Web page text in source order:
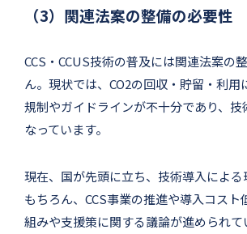
（3）関連法案の整備の必要性
CCS・CCUS技術の普及には関連法案の
ん。現状では、CO2の回収・貯留・利用
規制やガイドラインが不十分であり、技
なっています。
現在、国が先頭に立ち、技術導入によ
もちろん、CCS事業の推進や導入コスト
組みや支援策に関する議論が進められ